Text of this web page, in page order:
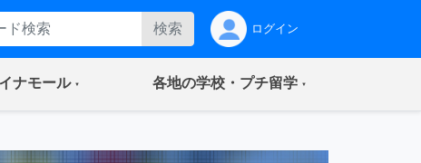
検索 ログイン
ナモール(current) 各地の学校・プチ留学(current)